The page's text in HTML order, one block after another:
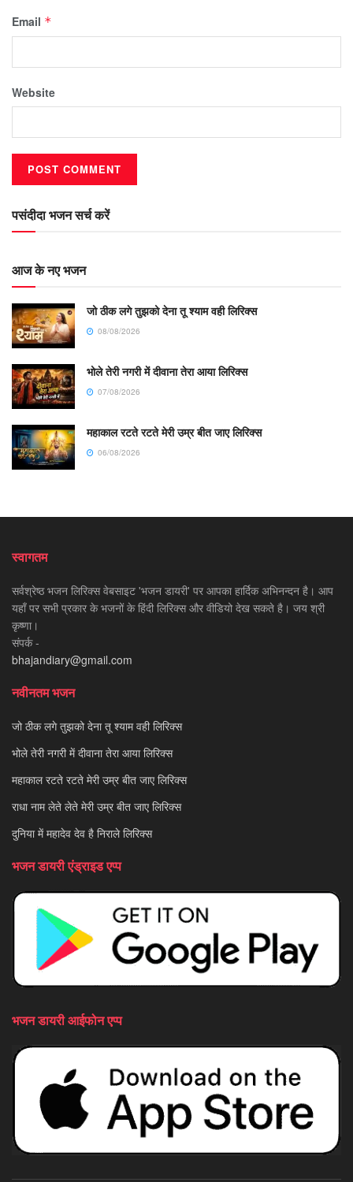
Email *
Website
पसंदीदा भजन सर्च करें
आज के नए भजन
जो ठीक लगे तुझको देना तू श्याम वही लिरिक्स
08/08/2026
भोले तेरी नगरी में दीवाना तेरा आया लिरिक्स
07/08/2026
महाकाल रटते रटते मेरी उम्र बीत जाए लिरिक्स
06/08/2026
स्वागतम
सर्वश्रेष्ठ भजन लिरिक्स वेबसाइट 'भजन डायरी' पर आपका हार्दिक अभिनन्दन है। आप
यहाँ पर सभी प्रकार के भजनों के हिंदी लिरिक्स और वीडियो देख सकते है। जय श्री
कृष्णा।
संपर्क -
bhajandiary@gmail.com
नवीनतम भजन
जो ठीक लगे तुझको देना तू श्याम वही लिरिक्स
भोले तेरी नगरी में दीवाना तेरा आया लिरिक्स
महाकाल रटते रटते मेरी उम्र बीत जाए लिरिक्स
राधा नाम लेते लेते मेरी उम्र बीत जाए लिरिक्स
दुनिया में महादेव देव है निराले लिरिक्स
भजन डायरी एंड्राइड एप्प
भजन डायरी आईफोन एप्प